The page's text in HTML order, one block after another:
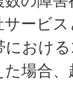
サービ
におけ
た場合